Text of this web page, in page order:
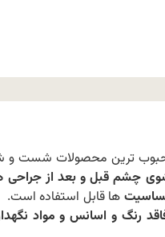
ترین محصولات شست
چشم قبل و بعد از جراحی
ها قابل استفاده
رنگ و اسانس و مواد